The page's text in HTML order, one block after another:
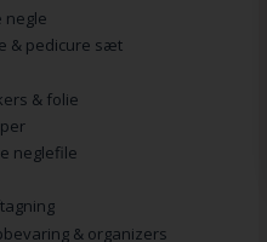
negle
& pedicure sæt
& folie
neglefile
& organizers